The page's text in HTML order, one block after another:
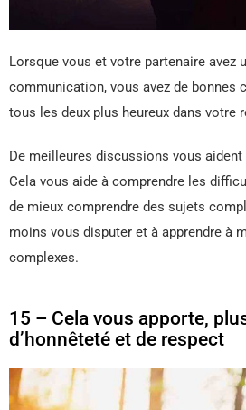
Lorsque vous et votre partenaire avez
communication, vous avez de bonnes
tous les deux plus heureux dans votre
De meilleures discussions vous
Cela vous aide à comprendre les
de mieux comprendre des sujets
moins vous disputer et à apprendre à
complexes.
15 – Cela vous apporte,
d’honnêteté et de respect